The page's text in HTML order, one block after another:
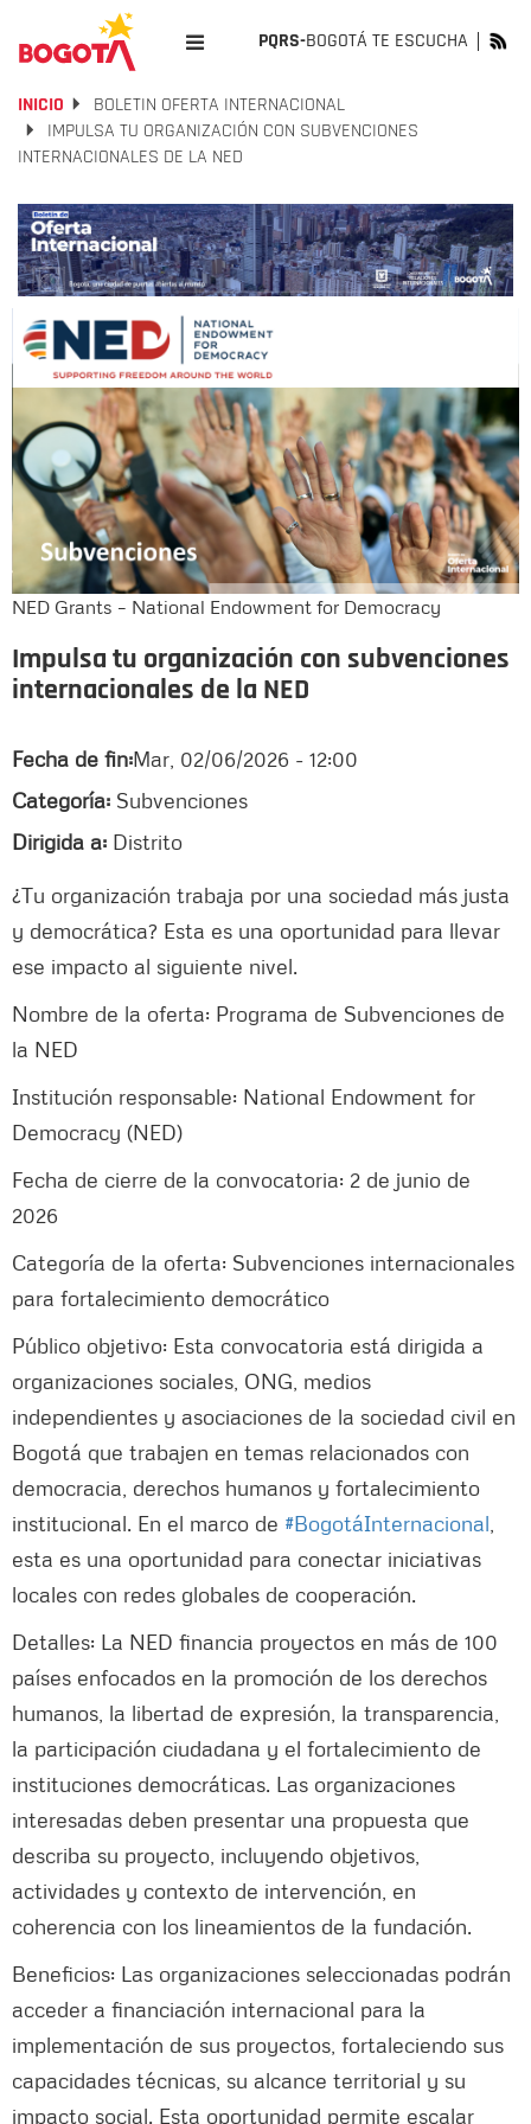
PQRS-BOGOTÁ TE ESCUCHA
INICIO
BOLETIN OFERTA INTERNACIONAL
IMPULSA TU ORGANIZACIÓN CON SUBVENCIONES
INTERNACIONALES DE LA NED
NED Grants – National Endowment for Democracy
Impulsa tu organización con subvenciones
internacionales de la NED
Fecha de fin:Mar, 02/06/2026 - 12:00
Categoría: Subvenciones
Dirigida a: Distrito
¿Tu organización trabaja por una sociedad más justa
y democrática? Esta es una oportunidad para llevar
ese impacto al siguiente nivel.
Nombre de la oferta: Programa de Subvenciones de
la NED
Institución responsable: National Endowment for
Democracy (NED)
Fecha de cierre de la convocatoria: 2 de junio de
2026
Categoría de la oferta: Subvenciones internacionales
para fortalecimiento democrático
Público objetivo: Esta convocatoria está dirigida a
organizaciones sociales, ONG, medios
independientes y asociaciones de la sociedad civil en
Bogotá que trabajen en temas relacionados con
democracia, derechos humanos y fortalecimiento
institucional. En el marco de #BogotáInternacional
esta es una oportunidad para conectar iniciativas
locales con redes globales de cooperación.
Detalles: La NED financia proyectos en más de 100
países enfocados en la promoción de los derechos
humanos, la libertad de expresión, la transparencia,
la participación ciudadana y el fortalecimiento de
instituciones democráticas. Las organizaciones
interesadas deben presentar una propuesta que
describa su proyecto, incluyendo objetivos,
actividades y contexto de intervención, en
coherencia con los lineamientos de la fundación.
Beneficios: Las organizaciones seleccionadas podrán
acceder a financiación internacional para la
implementación de sus proyectos, fortaleciendo sus
capacidades técnicas, su alcance territorial y su
impacto social. Esta oportunidad permite escalar